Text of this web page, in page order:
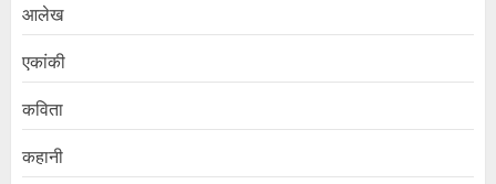
आलेख
एकांकी
कविता
कहानी